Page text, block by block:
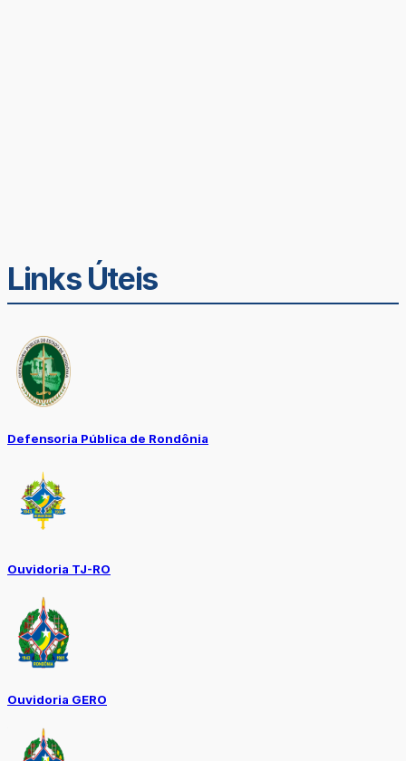
Links Úteis
Defensoria Pública de Rondônia
Ouvidoria TJ-RO
Ouvidoria GERO